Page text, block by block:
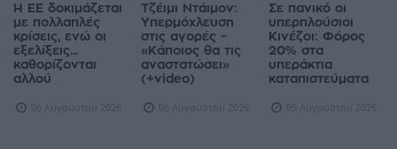
Η ΕΕ δοκιμάζεται
με πολλαπλές
κρίσεις, ενώ οι
εξελίξεις...
καθορίζονται
αλλού
06 Αυγούστου 2026
Τζέιμι Ντάιμον:
Υπερμόχλευση
στις αγορές –
«Κάποιος θα τις
αναστατώσει»
(+video)
06 Αυγούστου 2026
Σε πανικό οι
υπερπλούσιοι
Κινέζοι: Φόρος
20% στα
υπεράκτια
καταπιστεύματα
05 Αυγούστου 2026